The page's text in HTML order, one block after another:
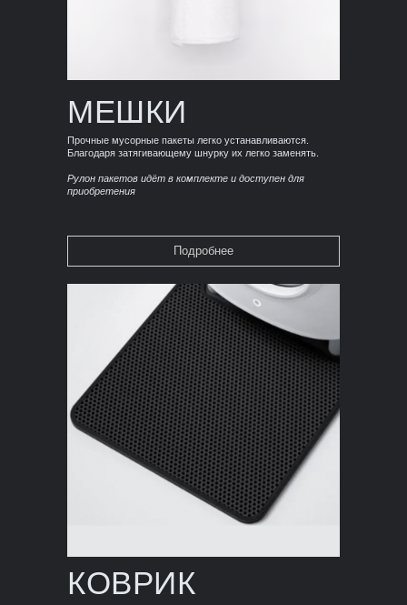
Прочные мусорные пакеты легко устанавливаются.
Благодаря затягивающему шнурку их легко заменять.
Рулон пакетов идёт в комплекте и доступен для
приобретения
МЕШКИ
КОВРИК
Подробнее